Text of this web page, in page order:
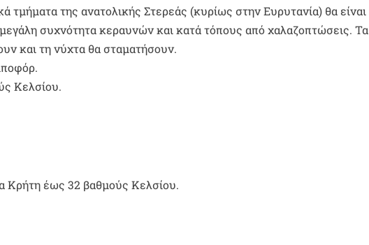
τμήματα της ανατολικής Στερεάς (κυρίως στην Ευρυτανία) θα είναι
συχνότητα κεραυνών και κατά τόπους από χαλαζοπτώσεις. Τα
και τη νύχτα θα σταματήσουν.
Κελσίου.
Κρήτη έως 32 βαθμούς Κελσίου.